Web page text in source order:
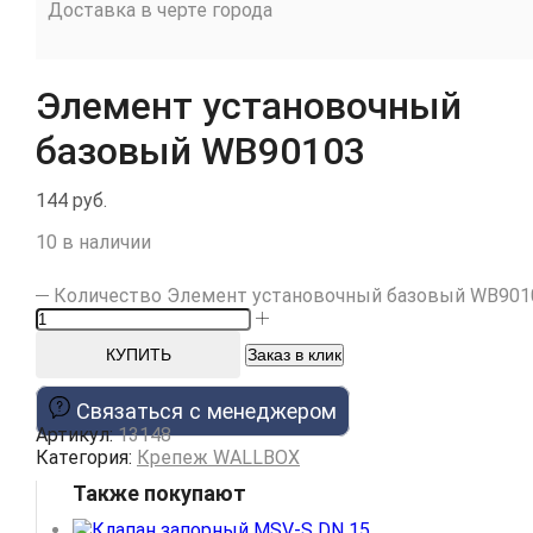
Доставка в черте города
Элемент установочный
базовый WB90103
144 руб.
10 в наличии
Количество Элемент установочный базовый
КУПИТЬ Заказ в клик
Cвязаться с менеджером
Артикул:13148
Категория: Крепеж WALLBOX
Также покупают